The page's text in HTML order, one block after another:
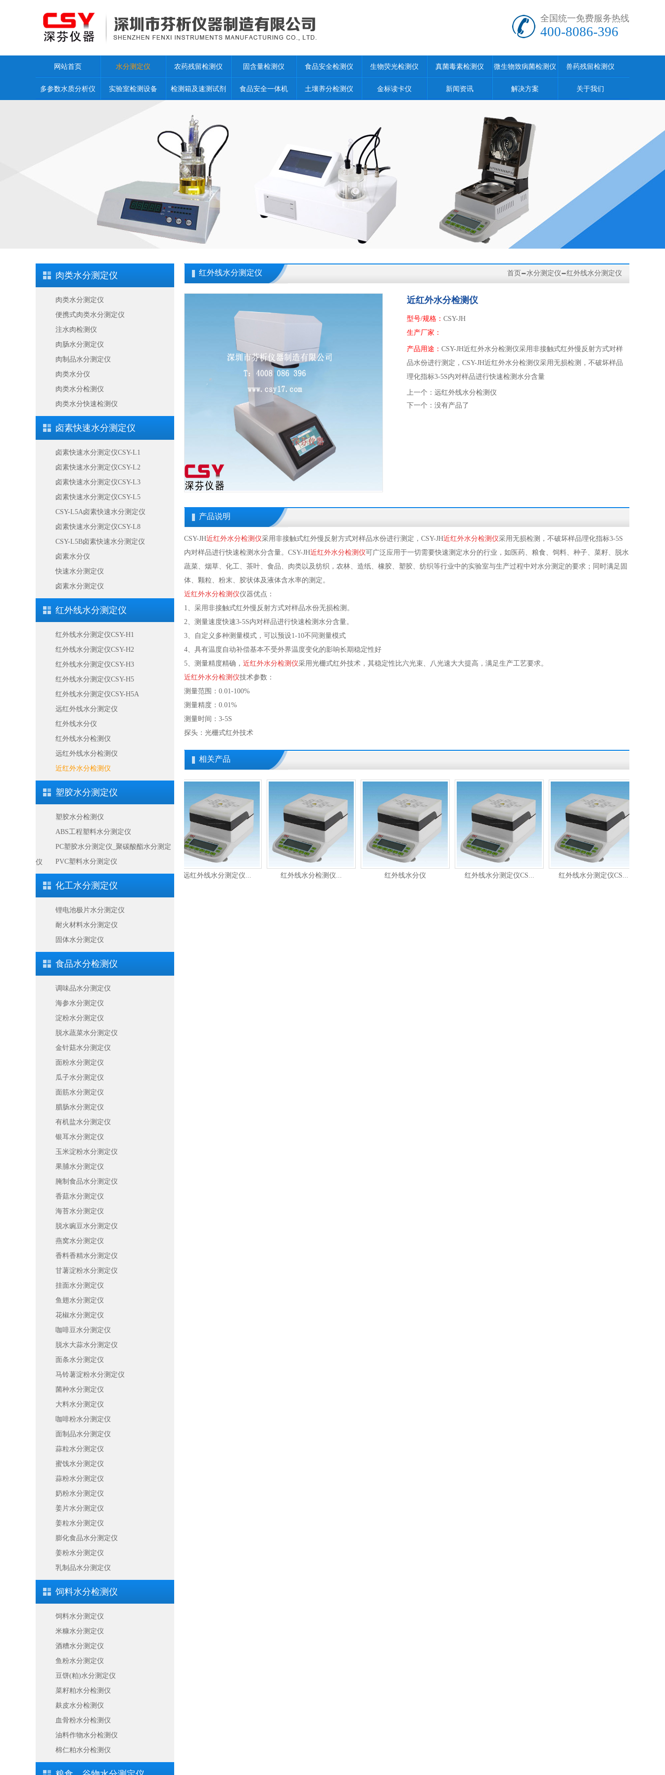
全国统一免费服务热线
400-8086-396
网站首页 水分测定仪 农药残留检测仪 固含量检测仪 食品安全检测仪 生物荧光检测仪 真菌毒素检测仪 微生物致病菌检测仪 兽药残留检测仪
多参数水质分析仪 实验室检测设备 检测箱及速测试剂 食品安全一体机 土壤养分检测仪 金标读卡仪 新闻资讯 解决方案 关于我们
肉类水分测定仪
肉类水分测定仪
便携式肉类水分测定仪
注水肉检测仪
肉肠水分测定仪
肉制品水分测定仪
肉类水分仪
肉类水分检测仪
肉类水分快速检测仪
卤素快速水分测定仪
卤素快速水分测定仪CSY-L1
卤素快速水分测定仪CSY-L2
卤素快速水分测定仪CSY-L3
卤素快速水分测定仪CSY-L5
CSY-L5A卤素快速水分测定仪
卤素快速水分测定仪CSY-L8
CSY-L5B卤素快速水分测定仪
卤素水分仪
快速水分测定仪
卤素水分测定仪
红外线水分测定仪
红外线水分测定仪CSY-H1
红外线水分测定仪CSY-H2
红外线水分测定仪CSY-H3
红外线水分测定仪CSY-H5
红外线水分测定仪CSY-H5A
远红外线水分测定仪
红外线水分仪
红外线水分检测仪
远红外线水分检测仪
近红外水分检测仪
塑胶水分测定仪
塑胶水分检测仪
ABS工程塑料水分测定仪
PC塑胶水分测定仪_聚碳酸酯水分测定
仪 PVC塑料水分测定仪
化工水分测定仪
锂电池极片水分测定仪
耐火材料水分测定仪
固体水分测定仪
食品水分检测仪
调味品水分测定仪
海参水分测定仪
淀粉水分测定仪
脱水蔬菜水分测定仪
金针菇水分测定仪
面粉水分测定仪
瓜子水分测定仪
面筋水分测定仪
腊肠水分测定仪
有机盐水分测定仪
银耳水分测定仪
玉米淀粉水分测定仪
果脯水分测定仪
腌制食品水分测定仪
香菇水分测定仪
海苔水分测定仪
脱水豌豆水分测定仪
燕窝水分测定仪
香料香精水分测定仪
甘薯淀粉水分测定仪
挂面水分测定仪
鱼翅水分测定仪
花椒水分测定仪
咖啡豆水分测定仪
脱水大蒜水分测定仪
面条水分测定仪
马铃薯淀粉水分测定仪
菌种水分测定仪
大料水分测定仪
咖啡粉水分测定仪
面制品水分测定仪
蒜粒水分测定仪
蜜饯水分测定仪
蒜粉水分测定仪
奶粉水分测定仪
姜片水分测定仪
姜粒水分测定仪
膨化食品水分测定仪
姜粉水分测定仪
乳制品水分测定仪
饲料水分检测仪
饲料水分测定仪
米糠水分测定仪
酒糟水分测定仪
鱼粉水分测定仪
豆饼(粕)水分测定仪
菜籽粕水分检测仪
麸皮水分检测仪
血骨粉水分检测仪
油料作物水分检测仪
棉仁粕水分检测仪
红外线水分测定仪 首页 -水分测定仪-红外线水分测定仪
近红外水分检测仪
型号/规格： CSY-JH
生产厂家：
产品用途： CSY-JH近红外水分检测仪采用非接触式红外慢反射方式对样
品水份进行测定，CSY-JH近红外水分检测仪采用无损检测，不破坏样品
理化指标3-5S内对样品进行快速检测水分含量
上一个： 远红外线水分检测仪
下一个： 没有产品了
产品说明
CSY-JH近红外水分检测仪采用非接触式红外慢反射方式对样品水份进行测定，CSY-JH近红外水分检测仪采用无损检测，不破坏样品理化指标3-5S
内对样品进行快速检测水分含量。CSY-JH近红外水分检测仪可广泛应用于一切需要快速测定水分的行业，如医药、粮食、饲料、种子、菜籽、脱水
蔬菜、烟草、化工、茶叶、食品、肉类以及纺织，农林、造纸、橡胶、塑胶、纺织等行业中的实验室与生产过程中对水分测定的要求；同时满足固
体、颗粒、粉末、胶状体及液体含水率的测定。
近红外水分检测仪仪器优点：
1、采用非接触式红外慢反射方式对样品水份无损检测。
2、测量速度快速3-5S内对样品进行快速检测水分含量。
3、自定义多种测量模式，可以预设1-10不同测量模式
4、具有温度自动补偿基本不受外界温度变化的影响长期稳定性好
5、测量精度精确， 近红外水分检测仪采用光栅式红外技术，其稳定性比六光束、八光速大大提高，满足生产工艺要求。
近红外水分检测仪技术参数：
测量范围：0.01-100%
测量精度：0.01%
测量时间：3-5S
探头：光栅式红外技术
相关产品
远红外线水分检测仪... 远红外线水分测定仪... 红外线水分检测仪... 红外线水分仪 红外线水分测定仪CS... 红外线水分测定仪CS...